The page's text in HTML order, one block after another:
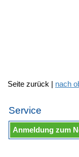
Seite zurück | nach
Service
Anmeldung zum